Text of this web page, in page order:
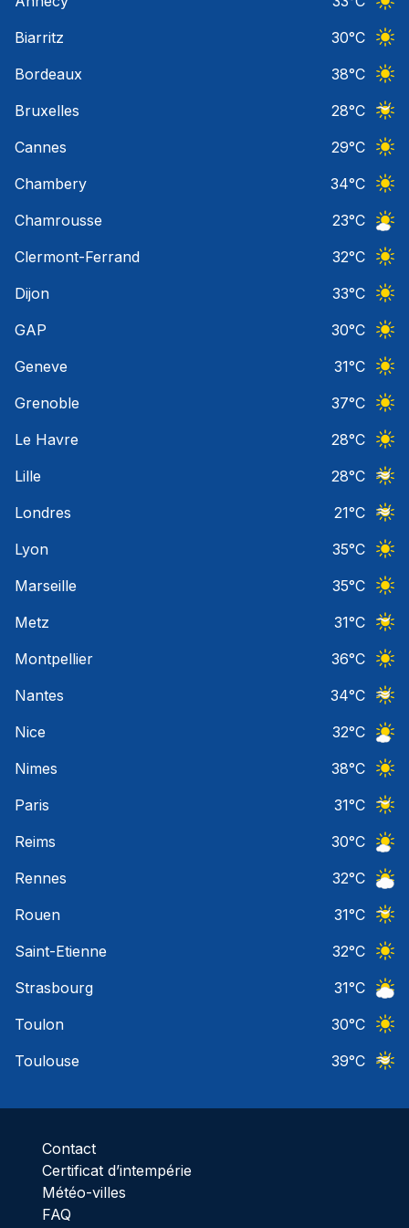
Biarritz
30°C
Bordeaux
38°C
Bruxelles
28°C
Cannes
29°C
Chambery
34°C
Chamrousse
23°C
Clermont-Ferrand
32°C
Dijon
33°C
GAP
30°C
Geneve
31°C
Grenoble
37°C
Le Havre
28°C
Lille
28°C
Londres
21°C
Lyon
35°C
Marseille
35°C
Metz
31°C
Montpellier
36°C
Nantes
34°C
Nice
32°C
Nimes
38°C
Paris
31°C
Reims
30°C
Rennes
32°C
Rouen
31°C
Saint-Etienne
32°C
Strasbourg
31°C
Toulon
30°C
Toulouse
39°C
Contact
Certificat d’intempérie
Météo-villes
FAQ